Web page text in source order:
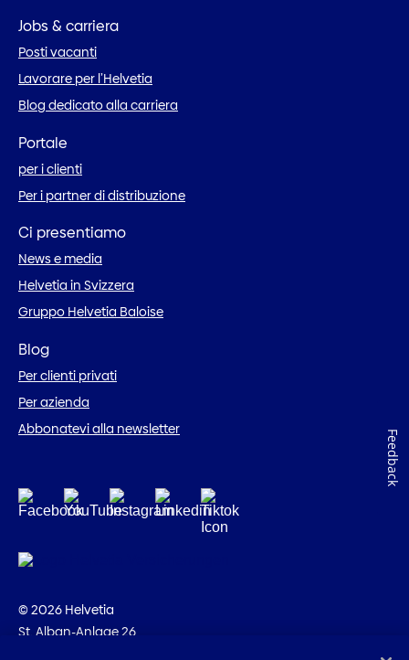
Jobs & carriera
Posti vacanti
Lavorare per l’Helvetia
Blog dedicato alla carriera
Portale
per i clienti
Per i partner di distribuzione
Ci presentiamo
News e media
Helvetia in Svizzera
Gruppo Helvetia Baloise
Blog
Per clienti privati
Per azienda
Abbonatevi alla newsletter
© 2026 Helvetia
St. Alban-Anlage 26
Feedback